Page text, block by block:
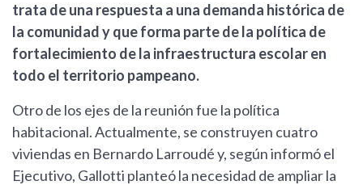
trata de una respuesta a una demanda histórica de
la comunidad y que forma parte de la política de
fortalecimiento de la infraestructura escolar en
todo el territorio pampeano.
Otro de los ejes de la reunión fue la política
habitacional. Actualmente, se construyen cuatro
viviendas en Bernardo Larroudé y, según informó el
Ejecutivo, Gallotti planteó la necesidad de ampliar la